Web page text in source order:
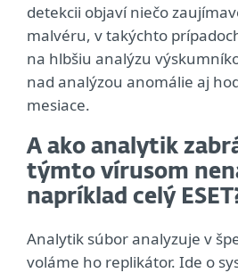
detekcii objaví niečo
malvéru, v takýchto
na hlbšiu analýzu
nad analýzou anomálie aj
mesiace.
A ako analytik
týmto vírusom
napríklad celý
Analytik súbor analyzuje v
voláme ho replikátor. Ide o